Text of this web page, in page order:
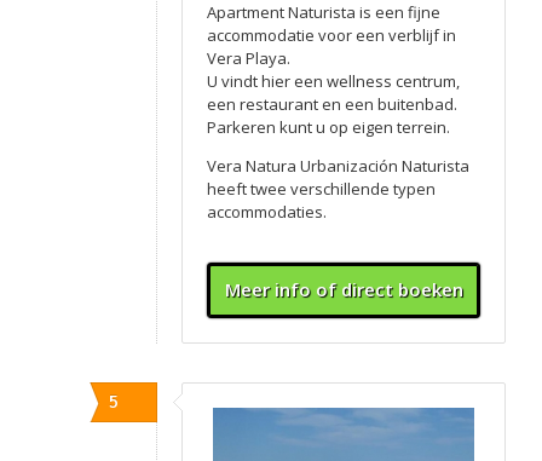
Apartment Naturista is een fijne
accommodatie voor een verblijf in
Vera Playa.
U vindt hier een wellness centrum,
een restaurant en een buitenbad.
Parkeren kunt u op eigen terrein.
Vera Natura Urbanización Naturista
heeft twee verschillende typen
accommodaties.
Meer info of direct boeken
5